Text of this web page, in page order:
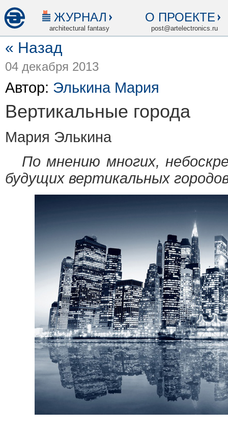
ЖУРНАЛ
architectural fantasy
О ПРОЕКТЕ
post@artelectronics.ru
« Назад
04 декабря 2013
Автор: Элькина Мария
Вертикальные города
Мария Элькина
По мнению многих,
будущих вертикальных